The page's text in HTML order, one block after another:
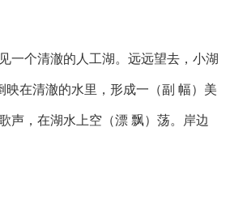
一个清澈的人工湖。远远望去，小湖
在清澈的水里，形成一（副 幅）美
声，在湖水上空（漂 飘）荡。岸边